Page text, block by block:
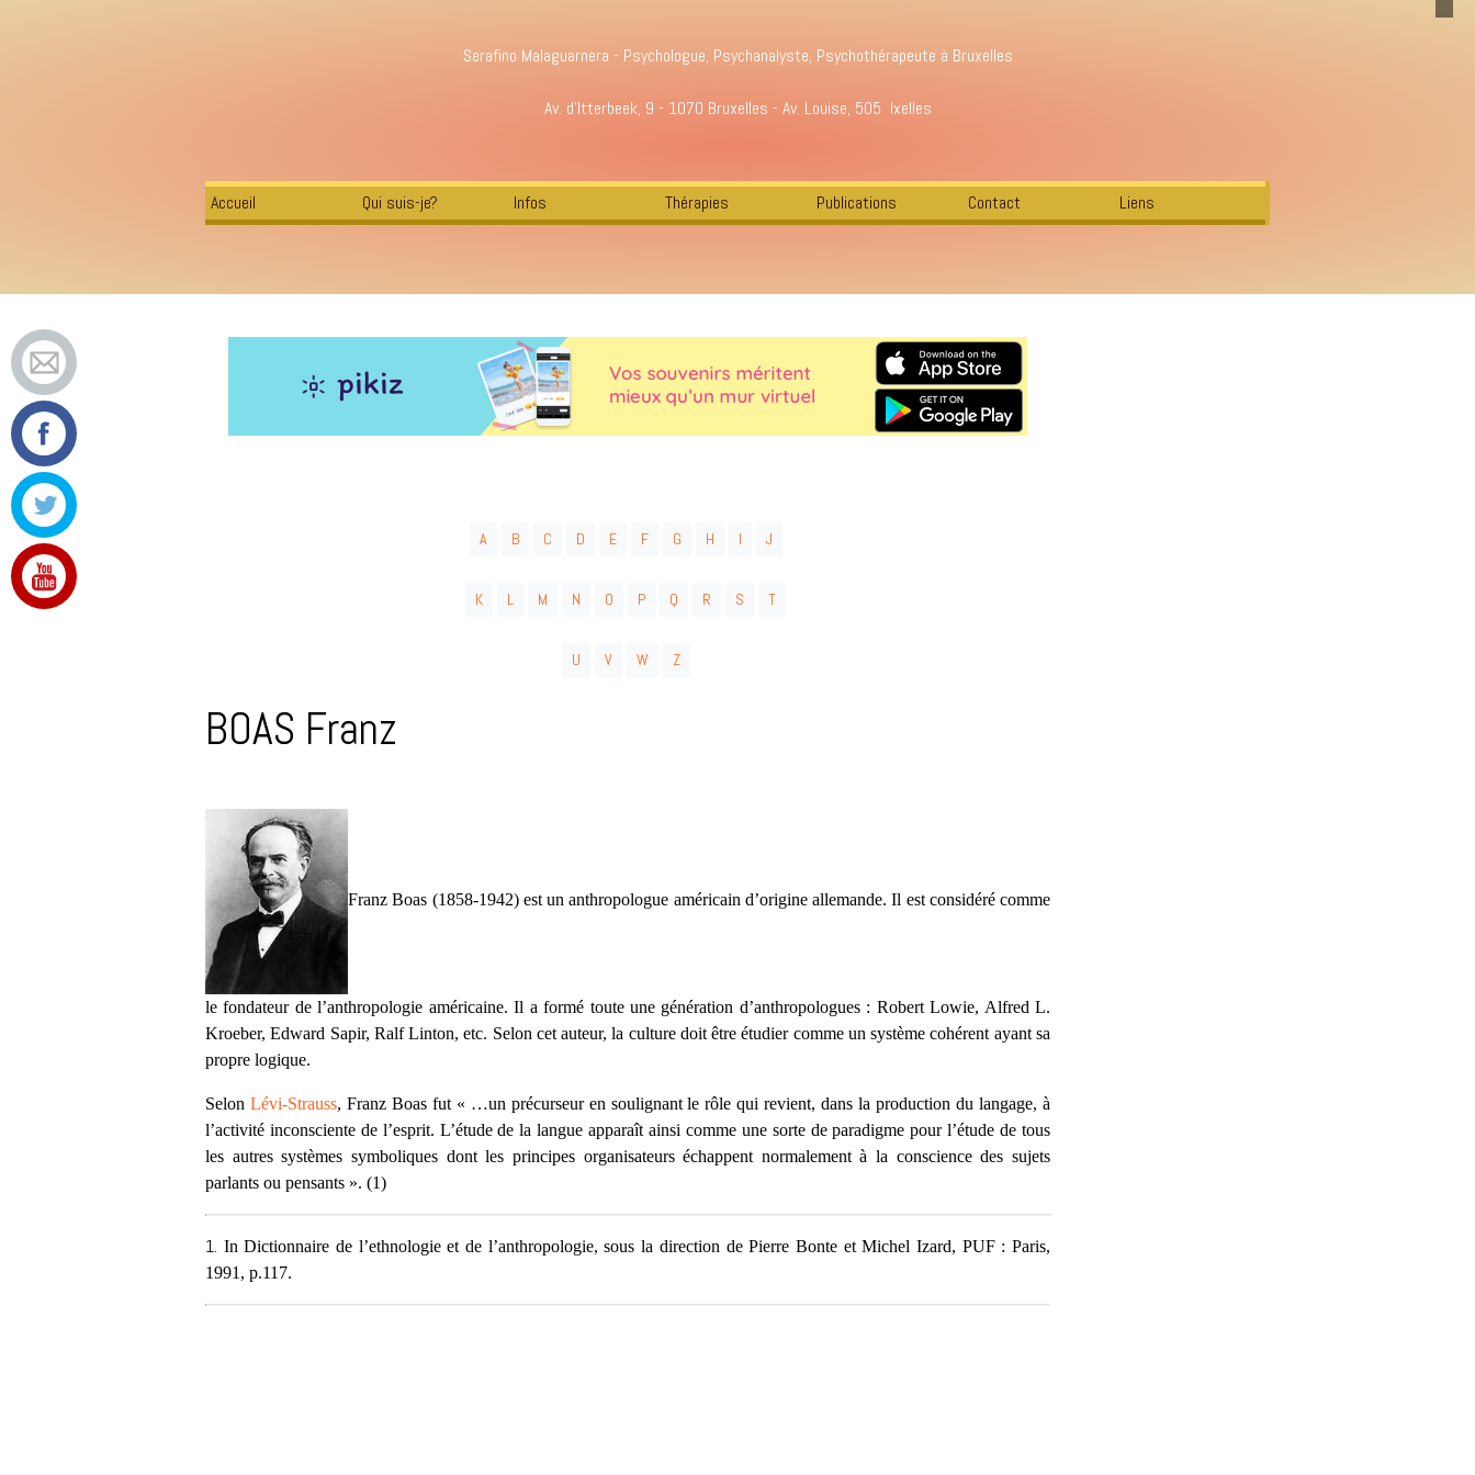
Serafino Malaguarnera - Psychologue, Psychanalyste, Psychothérapeute à Bruxelles
Av. d'Itterbeek, 9 - 1070 Bruxelles - Av. Louise, 505 Ixelles
Accueil Qui suis-je? Infos Thérapies Publications Contact Liens
A B C D E F G H I J
K L M N O P Q R S T
U V W Z
BOAS Franz
Franz Boas (1858-1942) est un anthropologue américain d’origine allemande. Il est considéré comme
le fondateur de l’anthropologie américaine. Il a formé toute une génération d’anthropologues : Robert Lowie, Alfred L.
Kroeber, Edward Sapir, Ralf Linton, etc. Selon cet auteur, la culture doit être étudier comme un système cohérent ayant sa
propre logique.
Selon Lévi-Strauss, Franz Boas fut « …un précurseur en soulignant le rôle qui revient, dans la production du langage, à
l’activité inconsciente de l’esprit. L’étude de la langue apparaît ainsi comme une sorte de paradigme pour l’étude de tous
les autres systèmes symboliques dont les principes organisateurs échappent normalement à la conscience des sujets
parlants ou pensants ». (1)
1. In Dictionnaire de l’ethnologie et de l’anthropologie, sous la direction de Pierre Bonte et Michel Izard, PUF : Paris,
1991, p.117.